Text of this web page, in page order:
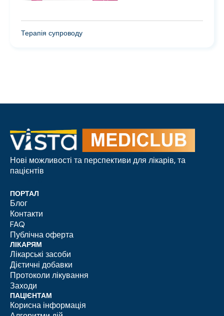
Терапія супроводу
Нові можливості та перспективи для лікарів, та
пацієнтів
ПОРТАЛ
Блог
Контакти
FAQ
Публічна оферта
ЛІКАРЯМ
Лікарські засоби
Дієтичні добавки
Протоколи лікування
Заходи
ПАЦІЄНТАМ
Корисна інформація